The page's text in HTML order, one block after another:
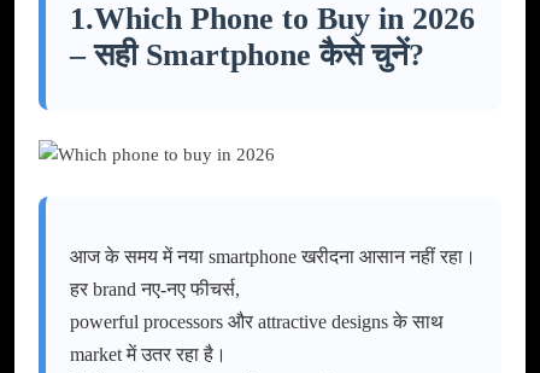
1.Which Phone to Buy in 2026
– सही Smartphone कैसे चुनें?
आज के समय में नया smartphone खरीदना आसान नहीं रहा।
हर brand नए-नए फीचर्स,
powerful processors और attractive designs के साथ
market में उतर रहा है।